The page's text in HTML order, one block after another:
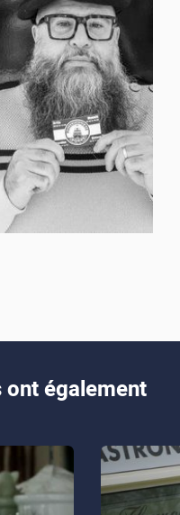
également